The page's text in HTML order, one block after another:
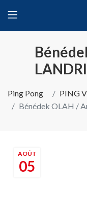
Ping Pong PING
Bénédek OLAH /
05
AOÛT